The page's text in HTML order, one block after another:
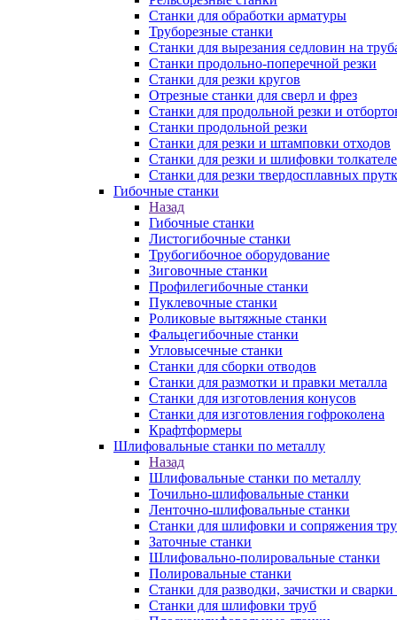
Станки для обработки арматуры
Труборезные станки
Станки для вырезания седловин на
Станки продольно-поперечной резки
Станки для резки кругов
Отрезные станки для сверл и фрез
Станки для продольной резки и
Станки продольной резки
Станки для резки и штамповки отходов
Станки для резки и шлифовки
Станки для резки твердосплавных
Гибочные станки
Назад
Гибочные станки
Листогибочные станки
Трубогибочное оборудование
Зиговочные станки
Профилегибочные станки
Пуклевочные станки
Роликовые вытяжные станки
Фальцегибочные станки
Угловысечные станки
Станки для сборки отводов
Станки для размотки и правки металла
Станки для изготовления конусов
Станки для изготовления гофроколена
Крафтформеры
Шлифовальные станки по металлу
Назад
Шлифовальные станки по металлу
Точильно-шлифовальные станки
Ленточно-шлифовальные станки
Станки для шлифовки и сопряжения
Заточные станки
Шлифовально-полировальные станки
Полировальные станки
Станки для разводки, зачистки и сварки
Станки для шлифовки труб